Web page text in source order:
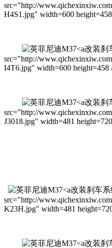
src="http://
H4S1.jpg" width=600
改装刹
src="http://
I4T6.jpg" width=600 height=458
改装刹
src="http://
J3018.jpg" width=481
改装刹车
src="http://
K23H.jpg" width=481
改装刹